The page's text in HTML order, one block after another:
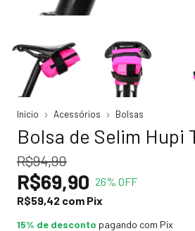
Início Acessórios Bolsas
Bolsa de Selim Hupi
R$94,90
R$69,90 26% OFF
R$59,42 com Pix
15% de desconto pagando com Pix